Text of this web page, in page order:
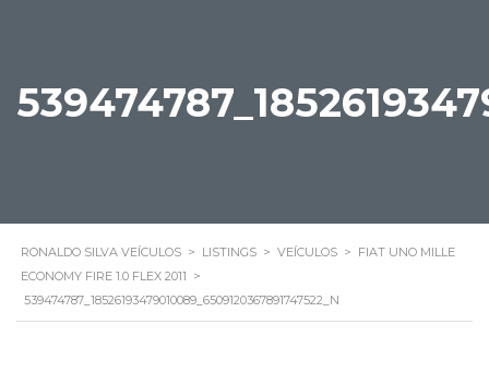
RONALDO SILVA VEÍCULOS > LISTINGS > VEÍCULOS > FIAT UNO MILLE
ECONOMY FIRE 1.0 FLEX 2011 >
539474787_18526193479010089_6509120367891747522_N